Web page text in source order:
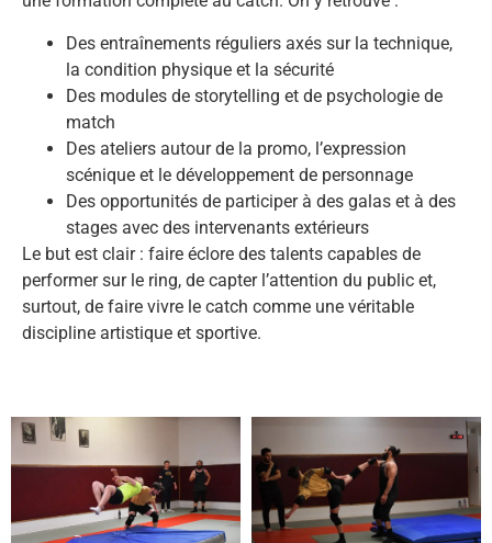
Des entraînements réguliers axés sur la technique,
la condition physique et la sécurité
Des modules de storytelling et de psychologie de
match
Des ateliers autour de la promo, l’expression
scénique et le développement de personnage
Des opportunités de participer à des galas et à des
stages avec des intervenants extérieurs
Le but est clair : faire éclore des talents capables de
performer sur le ring, de capter l’attention du public et,
surtout, de faire vivre le catch comme une véritable
discipline artistique et sportive.